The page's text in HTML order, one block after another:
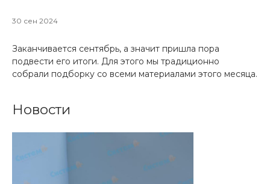
30 сен 2024
Заканчивается сентябрь, а значит пришла пора
подвести его итоги. Для этого мы традиционно
собрали подборку со всеми материалами этого месяца.
Новости